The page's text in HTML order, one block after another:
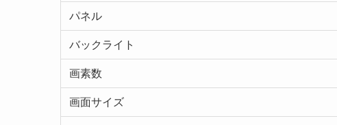
パネル
バックライト
画素数
画面サイズ